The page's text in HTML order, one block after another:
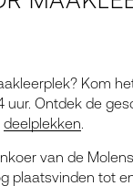
Kom
uur. Ontdek de
deelplekken.
van de
plaatsvinden tot